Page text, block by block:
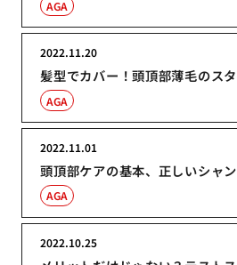
AGA
髪型でカバー！頭頂部薄毛のス
2022.11.20
AGA
頭頂部ケアの基本、正しいシャ
2022.11.01
AGA
2022.10.25